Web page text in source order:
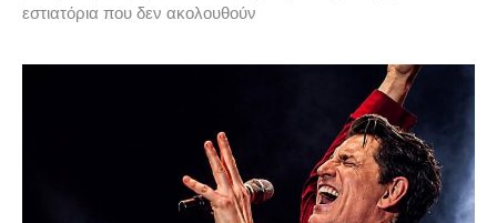
εστιατόρια που δεν ακολουθούν